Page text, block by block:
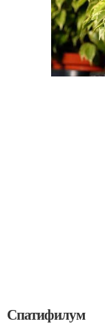
Спатифилум